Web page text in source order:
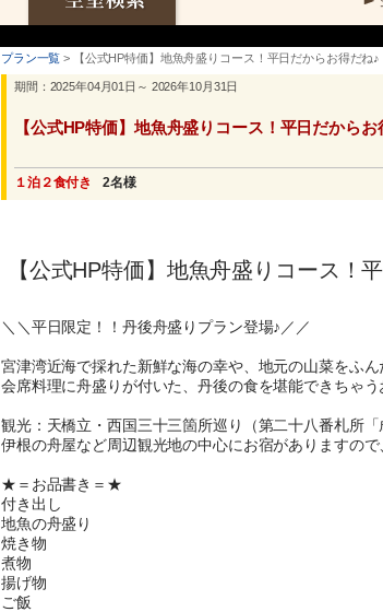
プラン一覧 > 【公式HP特価】地魚舟盛りコース！平日だからお得だね♪
期間：2025年04月01日～ 2026年10月31日
【公式HP特価】地魚舟盛りコース！平日だから
１泊２食付き 2名様
【公式HP特価】地魚舟盛りコース！
＼＼平日限定！！丹後舟盛りプラン登場♪／／
宮津湾近海で採れた新鮮な海の幸や、地元の山菜をふん
会席料理に舟盛りが付いた、丹後の食を堪能できちゃう
観光：天橋立・西国三十三箇所巡り（第二十八番札所
伊根の舟屋など周辺観光地の中心にお宿がありますので
★＝お品書き＝★
付き出し
地魚の舟盛り
焼き物
煮物
揚げ物
ご飯